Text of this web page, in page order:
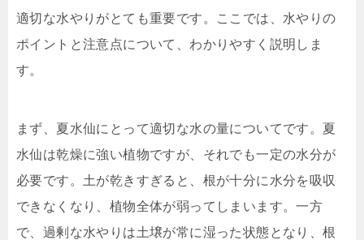
適切な水やりがとても重要です。ここでは、水やりの
ポイントと注意点について、わかりやすく説明しま
す。
まず、夏水仙にとって適切な水の量についてです。夏
水仙は乾燥に強い植物ですが、それでも一定の水分が
必要です。土が乾きすぎると、根が十分に水分を吸収
できなくなり、植物全体が弱ってしまいます。一方
で、過剰な水やりは土壌が常に湿った状態となり、根